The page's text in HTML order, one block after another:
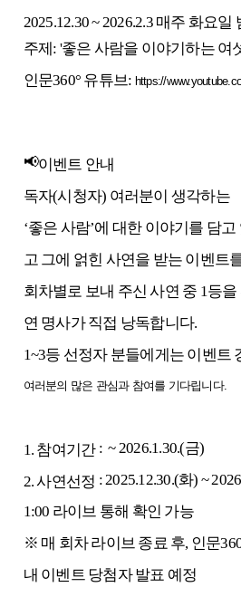
2025.12.30 ~ 2026.2.3 매주 화요일
주제 : '좋은 사람을 이야기하는 여
인문360° 유튜브: https://
📢이벤트 안내
독자(시청자) 여러분이 생각하는
‘좋은 사람’에 대한 이야기를 담고
고 그에 얽힌 사연을 받는 이벤트
회차별로 보내 주신 사연 중 1등
연 명사가 직접 낭독합니다.
1~3등 선정자 분들에게는 이벤트
여러분의 많은 관심과 참여를 기다립니다.
1. 참여기간: ~ 2026.1.30.(금)
2. 사연선정 : 2025.12.30.(화) ~
1:00 라이브 통해 확인 가능
※ 매 회차 라이브 종료 후, 인문
내 이벤트 당첨자 발표 예정